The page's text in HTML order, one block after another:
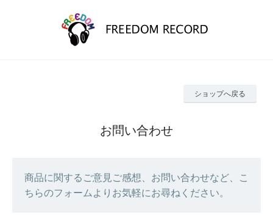
ショップへ戻る
お問い合わせ
商品に関するご意見ご感想、お問い合わせなど、こ
ちらのフォームよりお気軽にお尋ねください。